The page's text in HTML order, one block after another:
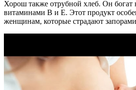
Хорош также отрубной хлеб. Он богат
витаминами В и Е. Этот продукт
женщинам, которые страдают